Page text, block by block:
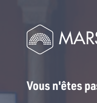
Vous n'êtes